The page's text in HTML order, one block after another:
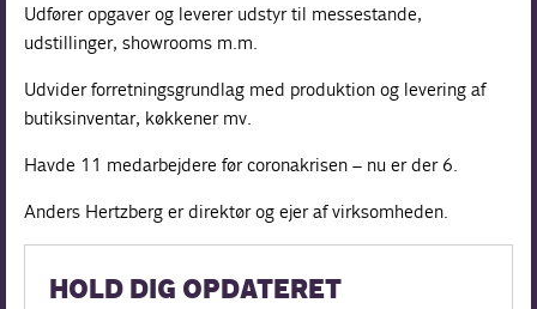
Udfører opgaver og leverer udstyr til messestande,
udstillinger, show­rooms m.m.
Udvider forretningsgrundlag med produktion og levering af
butiks­inventar, køkkener mv.
Havde 11 medarbejdere før coronakrisen – nu er der 6.
Anders Hertzberg er direktør og ejer af virksomheden.
HOLD DIG OPDATERET